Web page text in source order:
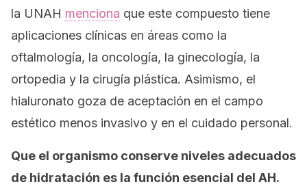
la UNAH menciona que este compuesto tiene
aplicaciones clínicas en áreas como la
oftalmología, la oncología, la ginecología, la
ortopedia y la cirugía plástica. Asimismo, el
hialuronato goza de aceptación en el campo
estético menos invasivo y en el cuidado personal.
Que el organismo conserve niveles adecuados
de hidratación es la función esencial del AH.